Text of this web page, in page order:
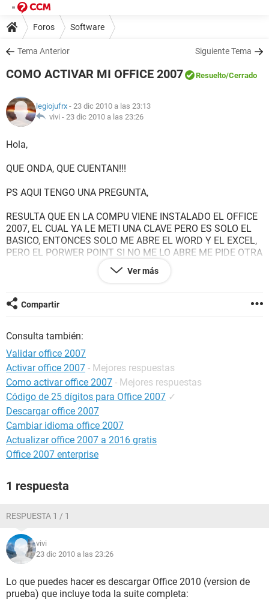
Foros Software
Tema Anterior Siguiente Tema
COMO ACTIVAR MI OFFICE 2007 Resuelto/Cerrado
legiojufrx - 23 dic 2010 a las 23:13
vivi - 23 dic 2010 a las 23:26
Hola,
QUE ONDA, QUE CUENTAN!!!
PS AQUI TENGO UNA PREGUNTA,
RESULTA QUE EN LA COMPU VIENE INSTALADO EL OFFICE
2007, EL CUAL YA LE METI UNA CLAVE PERO ES SOLO EL
BASICO, ENTONCES SOLO ME ABRE EL WORD Y EL EXCEL,
PERO EL PORWER POINT SI NO ME LO ABRE ME PIDE OTRA
CLAVE PARA TENERLO VALIDO, ME SALE LA VENTANITA
PARA COMPRAR LA CLAVE PARA EL OFFICE PROFESIONAL
ENTONCES NECESITO SU AYUDA, PARA SABER AHORA QUE
GRACIAS VALEDORES
Ver más
Compartir
Consulta también:
Validar office 2007
Activar office 2007 - Mejores respuestas
Como activar office 2007 - Mejores respuestas
Código de 25 dígitos para Office 2007 ✓
Descargar office 2007
Cambiar idioma office 2007
Actualizar office 2007 a 2016 gratis
Office 2007 enterprise
1 respuesta
RESPUESTA 1 / 1
vivi
23 dic 2010 a las 23:26
Lo que puedes hacer es descargar Office 2010 (version de
prueba) que incluye toda la suite completa: